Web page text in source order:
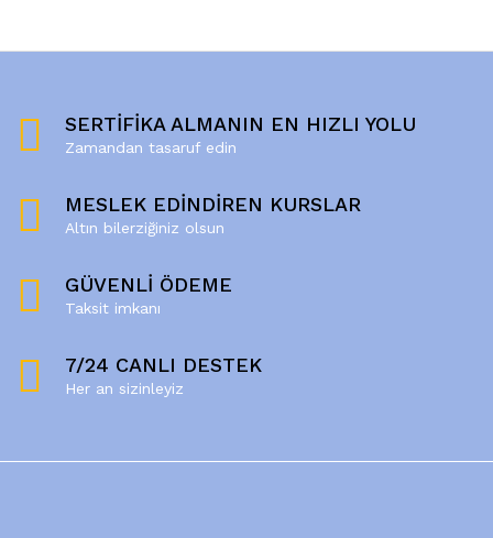
SERTİFİKA ALMANIN EN HIZLI YOLU
Zamandan tasaruf edin
MESLEK EDİNDİREN KURSLAR
Altın bilerziğiniz olsun
GÜVENLİ ÖDEME
Taksit imkanı
7/24 CANLI DESTEK
Her an sizinleyiz